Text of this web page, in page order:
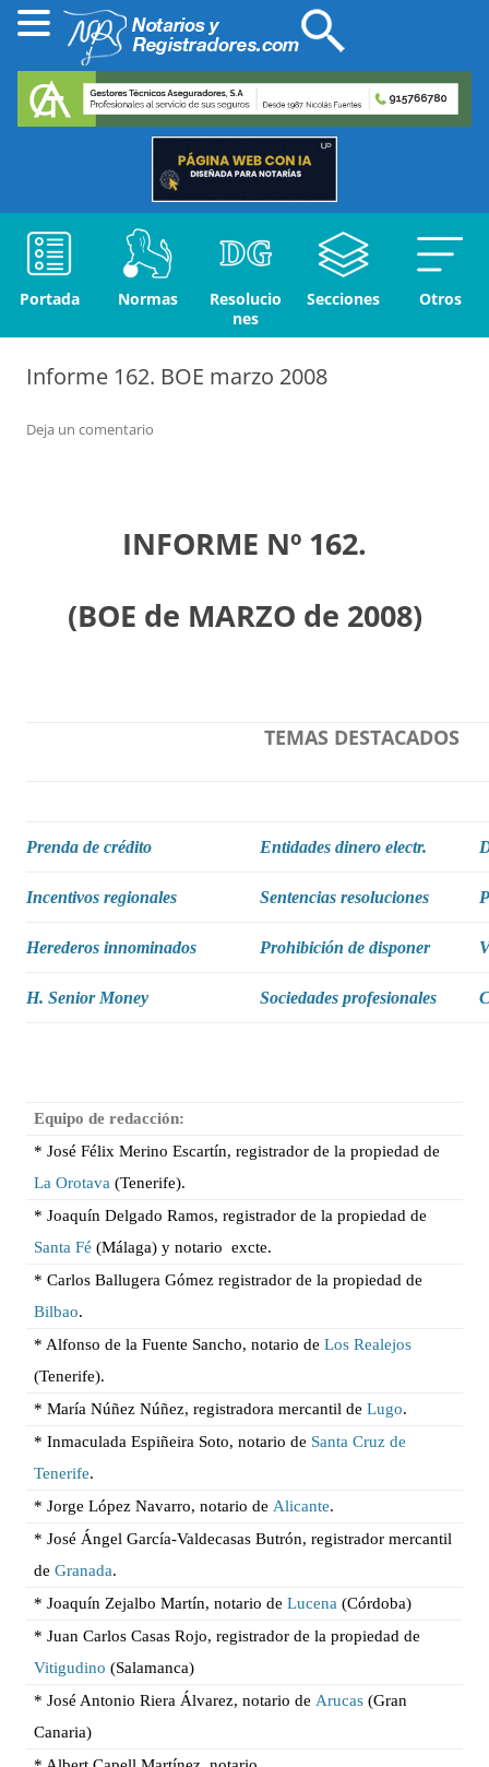
Portada Normas
Resolucio
nes
Secciones Otros
Informe 162. BOE marzo 2008
Deja un comentario
INFORME Nº 162.
(BOE de MARZO de 2008)
TEMAS DESTACADOS
Prenda de crédito Entidades dinero electr.
Incentivos regionales Sentencias resoluciones
Herederos innominados Prohibición de disponer
H. Senior Money Sociedades profesionales
Equipo de redacción:
* José Félix Merino Escartín, registrador de la propiedad de
La Orotava (Tenerife).
* Joaquín Delgado Ramos, registrador de la propiedad de
Santa Fé (Málaga) y notario excte.
* Carlos Ballugera Gómez registrador de la propiedad de
Bilbao.
* Alfonso de la Fuente Sancho, notario deLos Realejos
(Tenerife).
* María Núñez Núñez, registradora mercantil deLugo.
* Inmaculada Espiñeira Soto, notario de Santa Cruz de
Tenerife.
* Jorge López Navarro, notario deAlicante.
* José Ángel García-Valdecasas Butrón, registrador mercantil
deGranada.
* Joaquín Zejalbo Martín, notario deLucena (Córdoba)
* Juan Carlos Casas Rojo, registrador de la propiedad de
Vitigudino (Salamanca)
* José Antonio Riera Álvarez, notario deArucas (Gran
Canaria)